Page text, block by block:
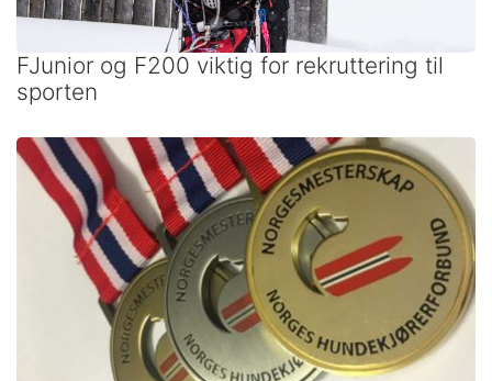
FJunior og F200 viktig for rekruttering til
sporten